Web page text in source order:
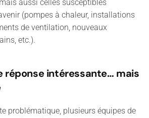
aussi celles susceptibles
(pompes à chaleur, installations
de ventilation, nouveaux
etc.).
réponse intéressante… mais
problématique, plusieurs équipes de